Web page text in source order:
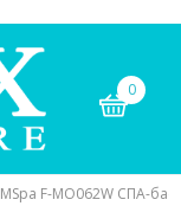
0
MSpa F-MO062W СПА-